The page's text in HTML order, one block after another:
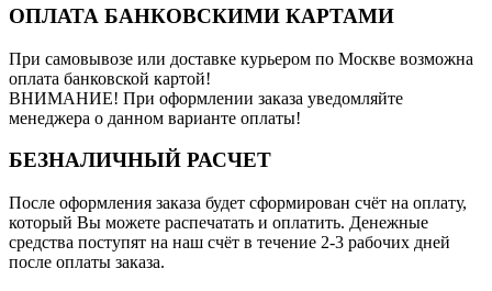
ОПЛАТА БАНКОВСКИМИ КАРТАМИ
При самовывозе или доставке курьером по Москве возможна
оплата банковской картой!
ВНИМАНИЕ! При оформлении заказа уведомляйте
менеджера о данном варианте оплаты!
БЕЗНАЛИЧНЫЙ РАСЧЕТ
После оформления заказа будет сформирован счёт на оплату,
который Вы можете распечатать и оплатить. Денежные
средства поступят на наш счёт в течение 2-3 рабочих дней
после оплаты заказа.